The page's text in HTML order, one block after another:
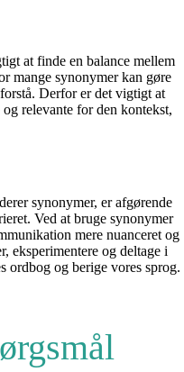
at finde en balance mellem
mange synonymer kan gøre
Derfor er det vigtigt at
relevante for den kontekst,
synonymer, er afgørende
Ved at bruge synonymer
mere nuanceret og
eksperimentere og deltage i
ordbog og berige vores sprog.